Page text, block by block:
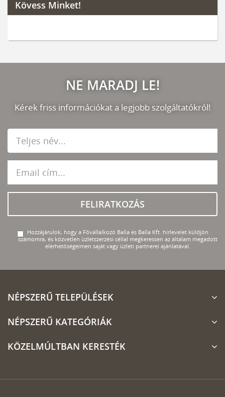
Kövess Minket!
NE MARADJ LE!
Kérek friss információkat a legjobb szolgáltatókról!
FELIRATKOZÁS
Hozzájárulok, hogy a Fővállalkozó Balla és Balla Kft. hírlevelet küldjön
számomra, és közvetlen üzletszerzési céllal megkeressen az általam megadott
elérhetőségeimen saját vagy üzleti partnerei ajánlatával.
NÉPSZERŰ TELEPÜLÉSEK
NÉPSZERŰ KATEGÓRIÁK
KÖZELMÚLTBAN KERESTÉK